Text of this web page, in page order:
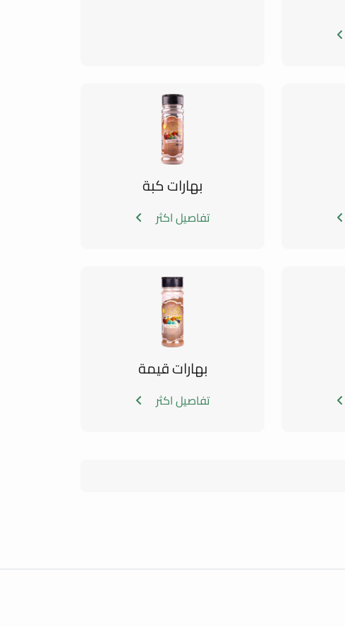
بهارات كبة
تفاصيل اكثر
بهارات قيمة
تفاصيل اكثر